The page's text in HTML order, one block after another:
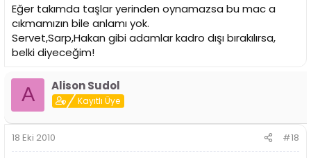
Eğer takımda taşlar yerinden oynamazsa bu mac a
cıkmamızın bile anlamı yok.
Servet,Sarp,Hakan gibi adamlar kadro dışı bırakılırsa,
belki diyeceğim!
A Alison Sudol
Kayıtlı Üye
18 Eki 2010 #18